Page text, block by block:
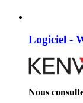
Logiciel -
Nous